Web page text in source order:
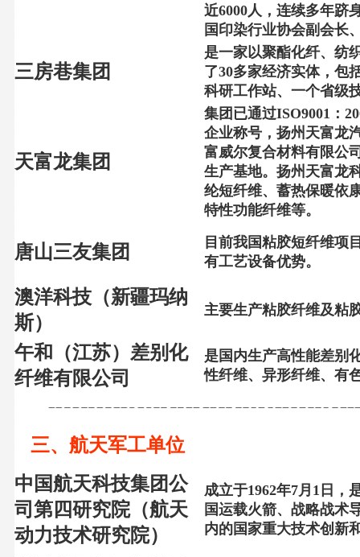
近6000人，连续多年跻
国印染行业协会副会长
三房巷集团
是一家以聚酯化纤、纺
了30多家经济实体，包
科研工作站、一个省级
天富龙集团
集团已通过ISO9001：
企业称号，扬州天富龙
富威尔复合材料有限公
生产基地。 扬州天富龙
纶短纤维、蓄热保暖依
特性功能纤维等。
唐山三友集团
目前我国粘胶短纤维项
有工艺设备优势。
澳洋科技（新疆玛纳
斯）
主要生产粘胶纤维及粘
午和（江苏）差别化
纤维有限公司
是国内生产高性能差别
性纤维、异形纤维、有
三、航天军工单位
中国航天科技集团公
司第四研究院（航天
动力技术研究院）
成立于1962年7月1日，
国运载火箭、战略战术
内的国家重大技术创新